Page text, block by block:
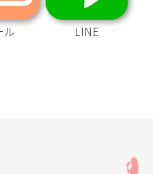
ル LINE